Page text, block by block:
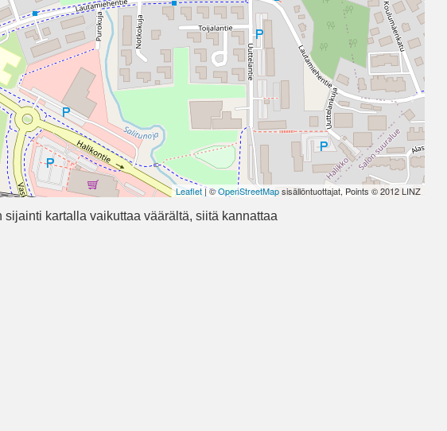
Leaflet| ©OpenStreetMapsisällöntuottajat, Points © 2012 LINZ
kartalla vaikuttaa väärältä, siitä kannattaa